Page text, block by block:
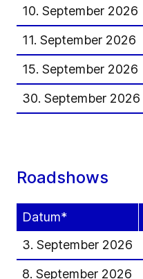
10. September 2026
11. September 2026
15. September 2026
30. September 2026
Roadshows
Datum*
3. September 2026
8. September 2026